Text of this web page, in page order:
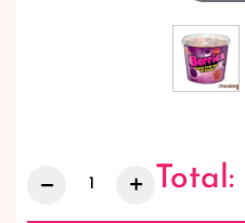
Total: